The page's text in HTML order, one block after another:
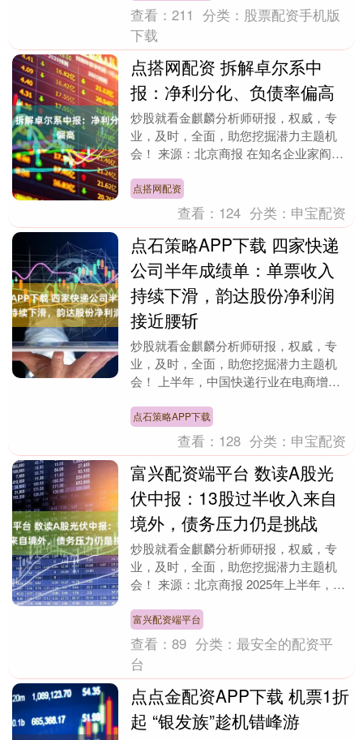
查看：211 分类： 股票配资手机版
下载
点搭网配资 拆解卓尔系中
报：净利分化、负债率偏高
炒股就看金麒麟分析师研报，权威，专
业，及时，全面，助您挖掘潜力主题机
会！ 来源：北京商报 在知名企业家阎志
称“卓尔控股”）已经....
点搭网配资
查看： 124 分类： 申宝配资
点石策略APP下载 四家快递
公司半年成绩单：单票收入
持续下滑，韵达股份净利润
接近腰斩
炒股就看金麒麟分析师研报，权威，专
业，及时，全面，助您挖掘潜力主题机
会！ 上半年，中国快递行业在电商增速
的多重挑战下，经历了....
点石策略APP下载
查看： 128 分类： 申宝配资
富兴配资端平台 数读A股光
伏中报：13股过半收入来自
境外，债务压力仍是挑战
炒股就看金麒麟分析师研报，权威，专
业，及时，全面，助您挖掘潜力主题机
会！ 来源：北京商报 2025年上半年，国
财务表现来看，....
富兴配资端平台
查看：89 分类：最安全的配资平
台
点点金配资APP下载 机票1折
起 “银发族”趁机错峰游